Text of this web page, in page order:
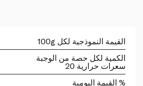
القيمة النموذجية لكل 100g
الكمية لكل حصة من الوجبة
سعرات حرارية 20
% القيمة اليومية